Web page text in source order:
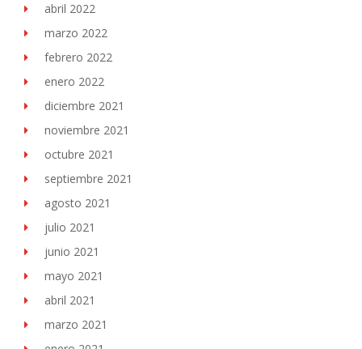
abril 2022
marzo 2022
febrero 2022
enero 2022
diciembre 2021
noviembre 2021
octubre 2021
septiembre 2021
agosto 2021
julio 2021
junio 2021
mayo 2021
abril 2021
marzo 2021